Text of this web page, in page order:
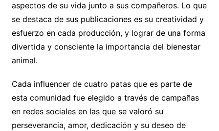
aspectos de su vida junto a sus compañeros. Lo que
se destaca de sus publicaciones es su creatividad y
esfuerzo en cada producción, y lograr de una forma
divertida y consciente la importancia del bienestar
animal.
Cada influencer de cuatro patas que es parte de
esta comunidad fue elegido a través de campañas
en redes sociales en las que se valoró su
perseverancia, amor, dedicación y su deseo de